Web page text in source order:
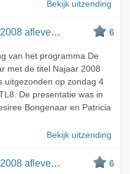
Bekijk uitzending
aflevering 10 6
van het programma De
met de titel Najaar 2008
uitgezonden op zondag 4
De presentatie was in
Bongenaar en Patricia
Bekijk uitzending
aflevering 9 6